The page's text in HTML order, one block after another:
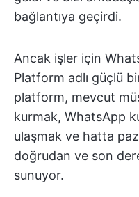
bağlantıya geçirdi.
Ancak işler için
Platform adlı güçlü
platform, mevcut
kurmak, WhatsApp
ulaşmak ve hatta
doğrudan ve son
sunuyor.